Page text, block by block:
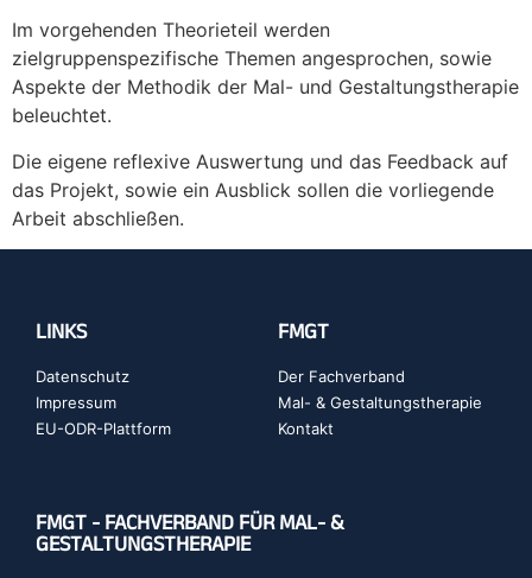
Im vorgehenden Theorieteil werden
zielgruppenspezifische Themen angesprochen, sowie
Aspekte der Methodik der Mal- und Gestaltungstherapie
beleuchtet.
Die eigene reflexive Auswertung und das Feedback auf
das Projekt, sowie ein Ausblick sollen die vorliegende
Arbeit abschließen.
LINKS
Datenschutz
Impressum
EU-ODR-Plattform
FMGT
Der Fachverband
Mal- & Gestaltungstherapie
Kontakt
FMGT - FACHVERBAND FÜR MAL- &
GESTALTUNGSTHERAPIE